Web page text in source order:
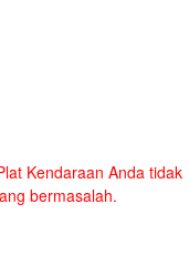
Kendaraan Anda tidak
bermasalah.